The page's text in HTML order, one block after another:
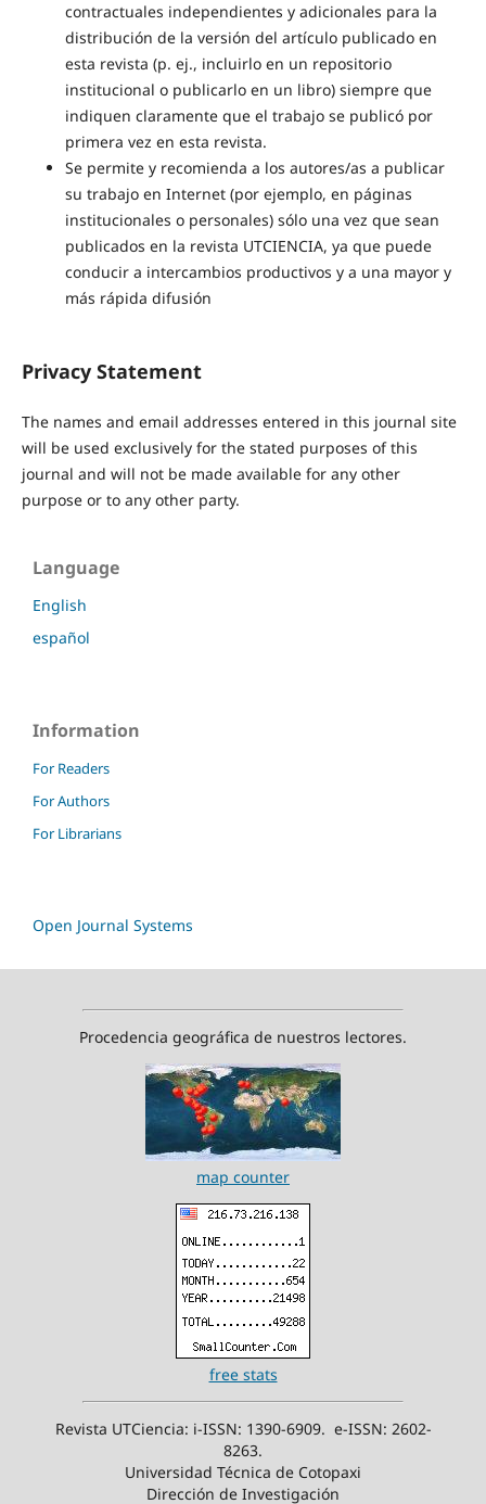
contractuales independientes y adicionales para la
distribución de la versión del artículo publicado en
esta revista (p. ej., incluirlo en un repositorio
institucional o publicarlo en un libro) siempre que
indiquen claramente que el trabajo se publicó por
primera vez en esta revista.
Se permite y recomienda a los autores/as a publicar
su trabajo en Internet (por ejemplo, en páginas
institucionales o personales) sólo una vez que sean
publicados en la revista UTCIENCIA, ya que puede
conducir a intercambios productivos y a una mayor y
más rápida difusión
Privacy Statement
The names and email addresses entered in this journal site
will be used exclusively for the stated purposes of this
journal and will not be made available for any other
purpose or to any other party.
Language
English
español
Information
For Readers
For Authors
For Librarians
Open Journal Systems
Procedencia geográfica de nuestros lectores.
map counter
free stats
Revista UTCiencia: i-ISSN: 1390-6909. e-ISSN: 2602-
8263.
Universidad Técnica de Cotopaxi
Dirección de Investigación